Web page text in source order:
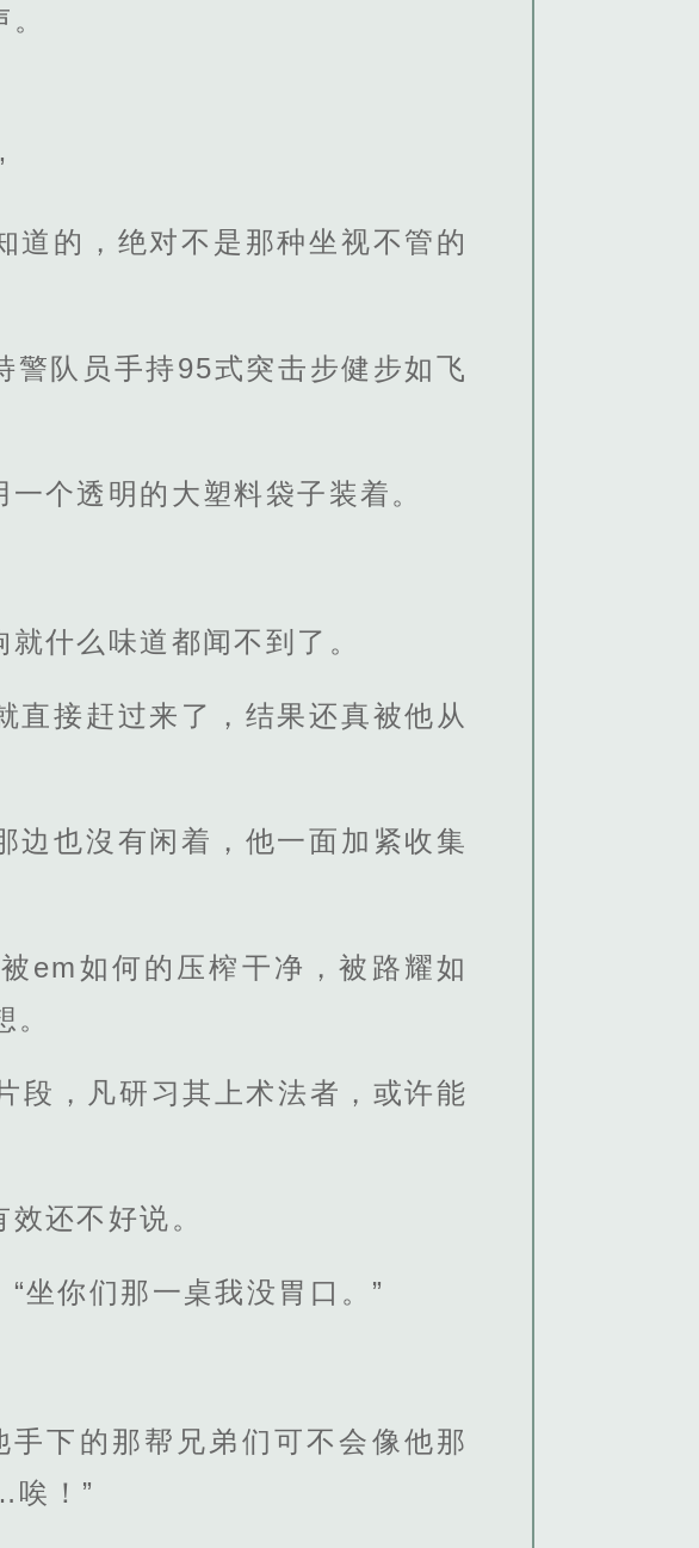
道的，绝对不是那种坐视不管的
警队员手持95式突击步健步如飞
个透明的大塑料袋子装着。
什么味道都闻不到了。
直接赶过来了，结果还真被他从
边也沒有闲着，他一面加紧收集
em如何的压榨干净，被路耀如
段，凡研习其上术法者，或许能
还不好说。
坐你们那一桌我没胃口。”
下的那帮兄弟们可不会像他那
唉！”